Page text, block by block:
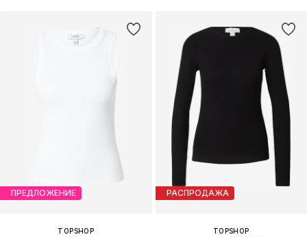
ПРЕДЛОЖЕНИЕ
TOPSHOP
РАСПРОДАЖА
TOPSHOP